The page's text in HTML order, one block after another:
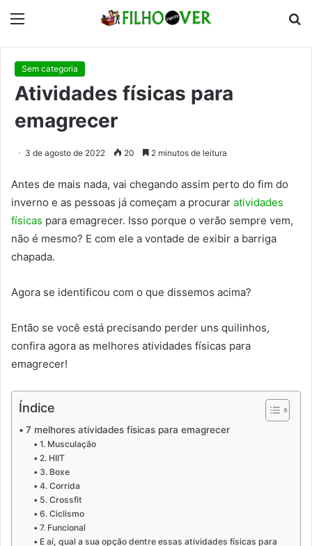
Menu
Sem categoria
Atividades físicas para
emagrecer
3 de agosto de 2022 20 2 minutos de leitura
Antes de mais nada, vai chegando assim perto do fim do
inverno e as pessoas já começam a procurar atividades
físicas para emagrecer. Isso porque o verão sempre vem,
não é mesmo? E com ele a vontade de exibir a barriga
chapada.
Agora se identificou com o que dissemos acima?
Então se você está precisando perder uns quilinhos,
confira agora as melhores atividades físicas para
emagrecer!
Índice
7 melhores atividades físicas para emagrecer
1. Musculação
2. HIIT
3. Boxe
4. Corrida
5. Crossfit
6. Ciclismo
7. Funcional
E aí, qual a sua opção dentre essas atividades físicas para